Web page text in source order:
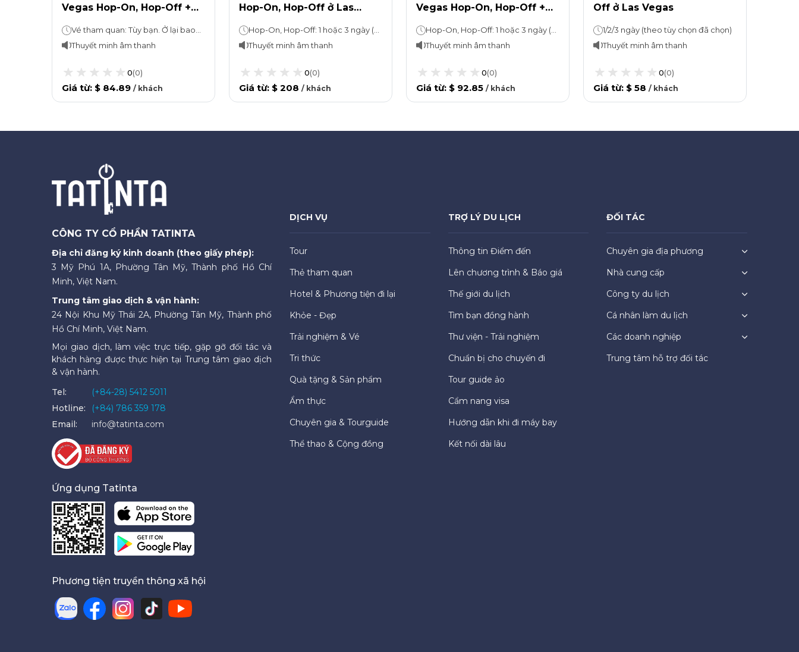
Vegas Hop-On, Hop-Off +
Vé tham quan: Tùy bạn. Ở lại bao lâu tùy thích!Hop-On, Hop-Off: 1 hoặc 3 ngày (tùy theo lựa chọn đã chọn)
Thuyết minh âm thanh
0(0)
Giá từ: $ 84.89 / khách
Hop-On, Hop-Off ở Las
West
Hop-On, Hop-Off: 1 hoặc 3 ngày (tùy theo lựa chọn) Tour tham quan: Khoảng 10 giờ
Thuyết minh âm thanh
0(0)
Giá từ: $ 208 / khách
Vegas Hop-On, Hop-Off +
Hop-On, Hop-Off: 1 hoặc 3 ngày (tùy theo lựa chọn)Vé tham quan: Ở lại bao lâu tùy thích
Thuyết minh âm thanh
0(0)
Giá từ: $ 92.85 / khách
Off ở Las Vegas
1/2/3 ngày (theo tùy chọn đã chọn)
Thuyết minh âm thanh
0(0)
Giá từ: $ 58 / khách
CÔNG TY CỔ PHẦN TATINTA
Địa chỉ đăng ký kinh doanh (theo giấy phép):
3 Mỹ Phú 1A, Phường Tân Mỹ, Thành phố Hồ Chí
Minh, Việt Nam.
Trung tâm giao dịch & vận hành:
24 Nội Khu Mỹ Thái 2A, Phường Tân Mỹ, Thành phố
Hồ Chí Minh, Việt Nam.
Mọi giao dịch, làm việc trực tiếp, gặp gỡ đối tác và
khách hàng được thực hiện tại Trung tâm giao dịch
& vận hành.
Tel:
(+84-28) 5412 5011
Hotline:
(+84) 786 359 178
Email:
info@tatinta.com
Ứng dụng Tatinta
Phương tiện truyền thông xã hội
DỊCH VỤ
Tour
Thẻ tham quan
Hotel & Phương tiện đi lại
Khỏe - Đẹp
Trải nghiệm & Vé
Tri thức
Quà tặng & Sản phẩm
Ẩm thực
Chuyên gia & Tourguide
Thể thao & Cộng đồng
TRỢ LÝ DU LỊCH
Thông tin Điểm đến
Lên chương trình & Báo giá
Thế giới du lịch
Tìm bạn đồng hành
Thư viện - Trải nghiệm
Chuẩn bị cho chuyến đi
Tour guide ảo
Cẩm nang visa
Hướng dẫn khi đi máy bay
Kết nối dài lâu
ĐỐI TÁC
Chuyên gia địa phương
Nhà cung cấp
Công ty du lịch
Cá nhân làm du lịch
Các doanh nghiệp
Trung tâm hỗ trợ đối tác